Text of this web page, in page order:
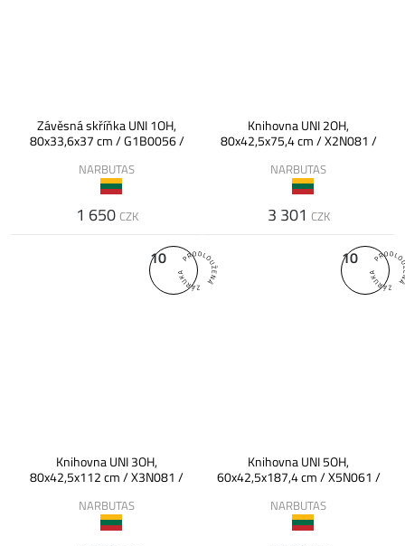
Závěsná skříňka UNI 1OH,
80x33,6x37 cm / G1B0056 /
NARBUTAS
1 650 CZK
Knihovna UNI 2OH,
80x42,5x75,4 cm / X2N081 /
NARBUTAS
3 301 CZK
10
Knihovna UNI 3OH,
80x42,5x112 cm / X3N081 /
NARBUTAS
10
Knihovna UNI 5OH,
60x42,5x187,4 cm / X5N061 /
NARBUTAS